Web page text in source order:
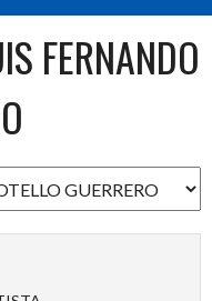
FERNANDO